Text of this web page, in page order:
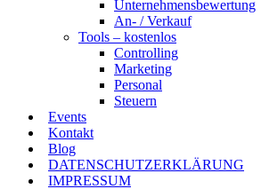
Unternehmensbewertung
An- / Verkauf
Tools – kostenlos
Controlling
Marketing
Personal
Steuern
Events
Kontakt
Blog
DATENSCHUTZERKLÄRUNG
IMPRESSUM